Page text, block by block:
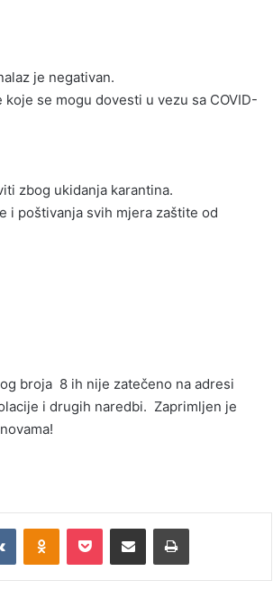
je negativan.
se mogu dovesti u vezu sa COVID-
zbog ukidanja karantina.
i poštivanja svih mjera zaštite od
broja 8 ih nije zatečeno na adresi
i drugih naredbi. Zaprimljen je
VKontakteOdnoklassniki
Pocket Podijeli putem Emaila Print